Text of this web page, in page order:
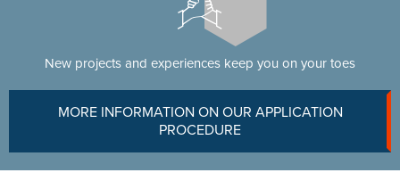
New projects and experiences keep you on your toes
MORE INFORMATION ON OUR APPLICATION
PROCEDURE